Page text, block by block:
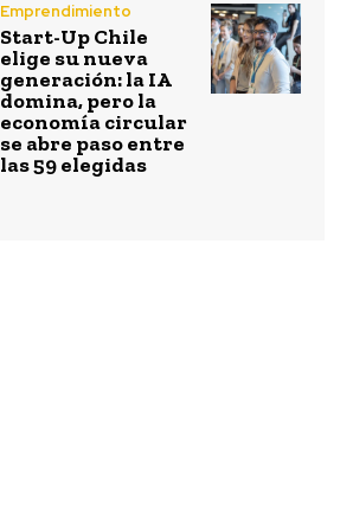
Emprendimiento
Start-Up Chile
elige su nueva
generación: la IA
domina, pero la
economía circular
se abre paso entre
las 59 elegidas